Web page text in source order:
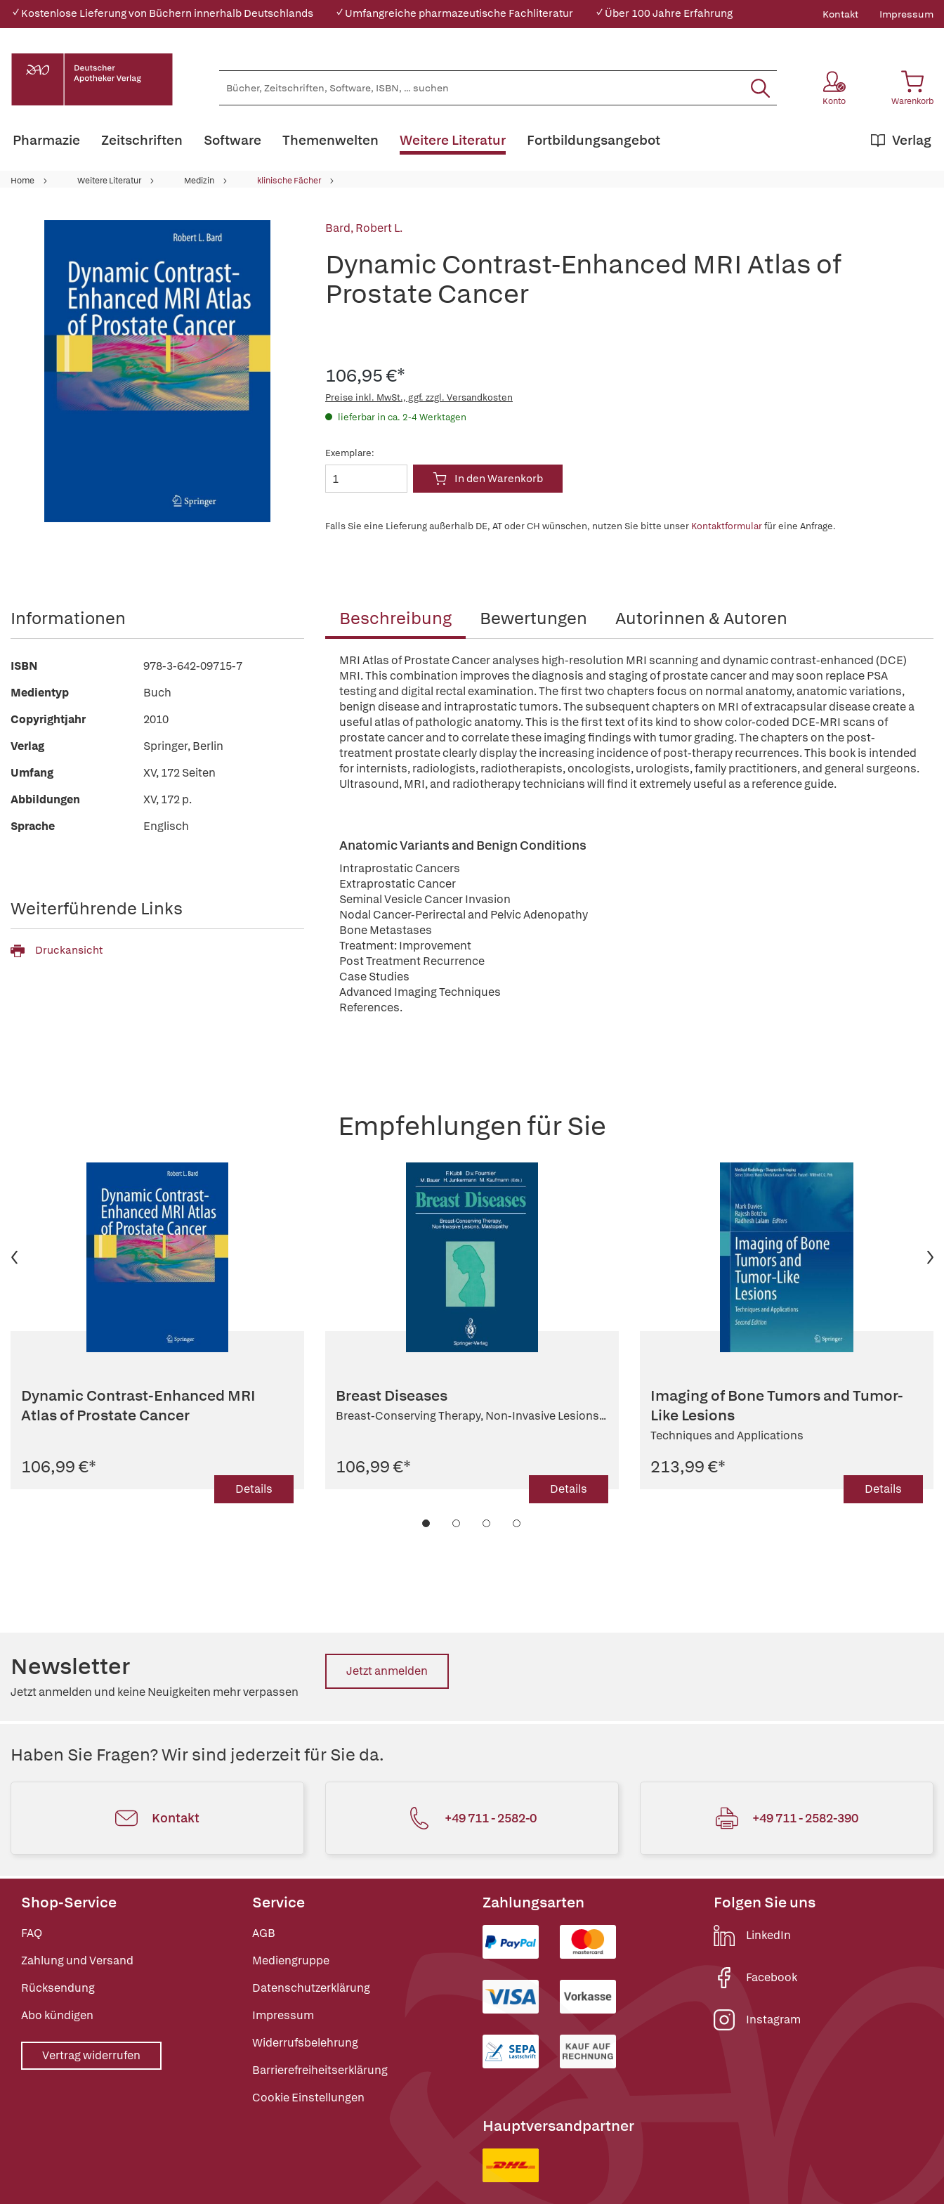
✓ Kostenlose Lieferung von Büchern innerhalb Deutschlands ✓ Umfangreiche pharmazeutische Fachliteratur ✓ Über 100 Jahre Erfahrung Kontakt Impressum
Konto Warenkorb
Pharmazie Zeitschriften Software Themenwelten Weitere Literatur Verlag
Fortbildungsangebot
Home Weitere Literatur Medizin klinische Fächer
Bard, Robert L.
Dynamic Contrast-Enhanced MRI Atlas of
Prostate Cancer
106,95 €*
Preise inkl. MwSt., ggf. zzgl. Versandkosten
lieferbar in ca. 2-4 Werktagen
Exemplare:
In den Warenkorb
Falls Sie eine Lieferung außerhalb DE, AT oder CH wünschen, nutzen Sie bitte unser Kontaktformularfür eine Anfrage.
Beschreibung Bewertungen Autorinnen & Autoren
MRI Atlas of Prostate Cancer analyses high-resolution MRI scanning and dynamic contrast-enhanced (DCE)
MRI. This combination improves the diagnosis and staging of prostate cancer and may soon replace PSA
testing and digital rectal examination. The first two chapters focus on normal anatomy, anatomic variations,
benign disease and intraprostatic tumors. The subsequent chapters on MRI of extracapsular disease create a
useful atlas of pathologic anatomy. This is the first text of its kind to show color-coded DCE-MRI scans of
prostate cancer and to correlate these imaging findings with tumor grading. The chapters on the post-
treatment prostate clearly display the increasing incidence of post-therapy recurrences. This book is intended
for internists, radiologists, radiotherapists, oncologists, urologists, family practitioners, and general surgeons.
Ultrasound, MRI, and radiotherapy technicians will find it extremely useful as a reference guide.
Anatomic Variants and Benign Conditions
Intraprostatic Cancers
Extraprostatic Cancer
Seminal Vesicle Cancer Invasion
Nodal Cancer-Perirectal and Pelvic Adenopathy
Bone Metastases
Treatment: Improvement
Post Treatment Recurrence
Case Studies
Advanced Imaging Techniques
References.
Informationen
ISBN
978-3-642-09715-7
Medientyp
Buch
Copyrightjahr
2010
Verlag
Springer, Berlin
Umfang
XV, 172 Seiten
Abbildungen
XV, 172 p.
Sprache
Englisch
Weiterführende Links
Druckansicht
Empfehlungen für Sie
Dynamic Contrast-Enhanced MRI
Atlas of Prostate Cancer
106,99 €*
Details
Breast Diseases
Breast-Conserving Therapy, Non-Invasive Lesions...
106,99 €*
Details
Imaging of Bone Tumors and Tumor-
Like Lesions
Techniques and Applications
213,99 €*
Details
Newsletter
Jetzt anmelden und keine Neuigkeiten mehr verpassen
Jetzt anmelden
Haben Sie Fragen? Wir sind jederzeit für Sie da.
Kontakt +49 711 - 2582-0 +49 711 - 2582-390
Shop-Service
FAQ
Zahlung und Versand
Rücksendung
Abo kündigen
Vertrag widerrufen
Service
AGB
Mediengruppe
Datenschutzerklärung
Impressum
Widerrufsbelehrung
Barrierefreiheitserklärung
Cookie Einstellungen
Zahlungsarten
Hauptversandpartner
Folgen Sie uns
LinkedIn
Facebook
Instagram